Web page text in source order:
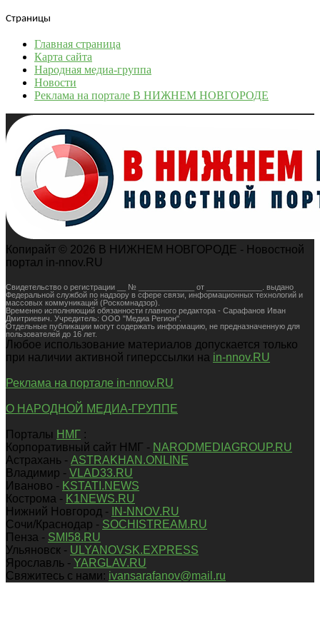
Страницы
Главная страница
Карта сайта
Народная медиа-группа
Новости
Реклама на портале В НИЖНЕМ НОВГОРОДЕ
Копирайт © 2026 В НИЖНЕМ НОВГОРОДЕ - Новостной
портал in-nnov.RU
Свидетельство о регистрации __ № _____________ от _____________. выдано
Федеральной службой по надзору в сфере связи, информационных технологий и
массовых коммуникаций (Роскомнадзор).
Временно исполняющий обязанности главного редактора - Сарафанов Иван
Дмитриевич. Учредитель: ООО "Медиа Регион".
Отдельные публикации могут содержать информацию, не предназначенную для
пользователей до 16 лет.
Любое использование материалов допускается только
при наличии активной гиперссылки на in-nnov.RU
Реклама на портале in-nnov.RU
О НАРОДНОЙ МЕДИА-ГРУППЕ
Порталы НМГ :
Корпоративный сайт НМГ - NARODMEDIAGROUP.RU
Астрахань - ASTRAKHAN.ONLINE
Владимир - VLAD33.RU
Иваново - KSTATI.NEWS
Кострома - K1NEWS.RU
Нижний Новгород -
IN-NNOV.RU
Сочи/Краснодар - SOCHISTREAM.RU
Пенза - SMI58.RU
Ульяновск - ULYANOVSK.EXPRESS
Ярославль - YARGLAV.RU
Свяжитесь с нами: ivansarafanov@mail.ru